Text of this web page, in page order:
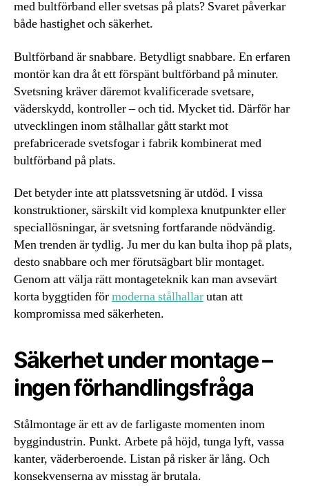
med bultförband eller svetsas på plats? Svaret påverkar
både hastighet och säkerhet.
Bultförband är snabbare. Betydligt snabbare. En erfaren
montör kan dra åt ett förspänt bultförband på minuter.
Svetsning kräver däremot kvalificerade svetsare,
väderskydd, kontroller – och tid. Mycket tid. Därför har
utvecklingen inom stålhallar gått starkt mot
prefabricerade svetsfogar i fabrik kombinerat med
bultförband på plats.
Det betyder inte att platssvetsning är utdöd. I vissa
konstruktioner, särskilt vid komplexa knutpunkter eller
speciallösningar, är svetsning fortfarande nödvändig.
Men trenden är tydlig. Ju mer du kan bulta ihop på plats,
desto snabbare och mer förutsägbart blir montaget.
Genom att välja rätt montageteknik kan man avsevärt
korta byggtiden förmoderna stålhallarutan att
kompromissa med säkerheten.
Säkerhet under montage –
ingen förhandlingsfråga
Stålmontage är ett av de farligaste momenten inom
byggindustrin. Punkt. Arbete på höjd, tunga lyft, vassa
kanter, väderberoende. Listan på risker är lång. Och
konsekvenserna av misstag är brutala.